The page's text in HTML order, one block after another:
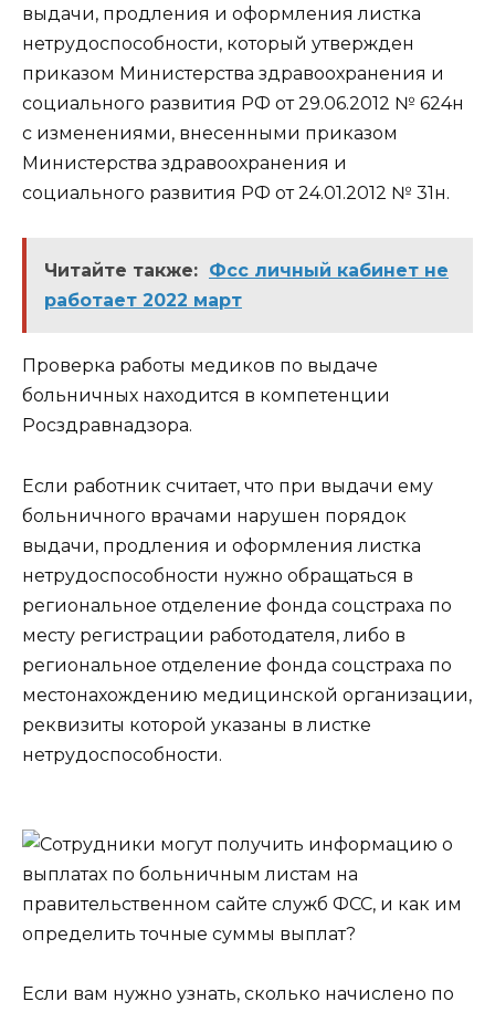
выдачи, продления и оформления листка
нетрудоспособности, который утвержден
приказом Министерства здравоохранения и
социального развития РФ от 29.06.2012 № 624н
с изменениями, внесенными приказом
Министерства здравоохранения и
социального развития РФ от 24.01.2012 № 31н.
Читайте также: Фсс личный кабинет не
работает 2022 март
Проверка работы медиков по выдаче
больничных находится в компетенции
Росздравнадзора.
Если работник считает, что при выдачи ему
больничного врачами нарушен порядок
выдачи, продления и оформления листка
нетрудоспособности нужно обращаться в
региональное отделение фонда соцстраха по
месту регистрации работодателя, либо в
региональное отделение фонда соцстраха по
местонахождению медицинской организации,
реквизиты которой указаны в листке
нетрудоспособности.
Если вам нужно узнать, сколько начислено по